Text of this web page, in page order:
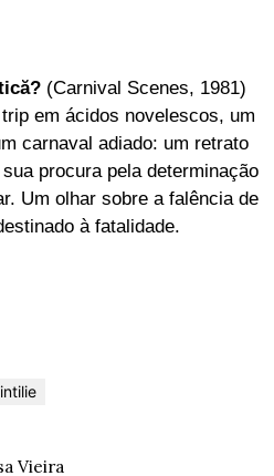
(Carnival Scenes, 1981)
em ácidos novelescos, um
carnaval adiado: um retrato
procura pela determinação
Um olhar sobre a falência de
à fatalidade.
Vieira